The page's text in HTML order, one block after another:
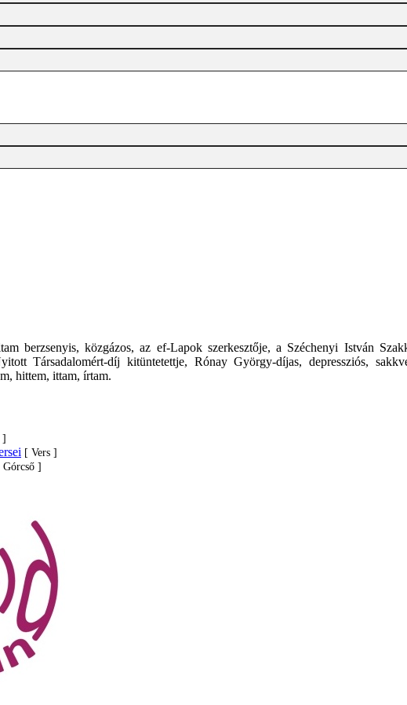
berzsenyis, közgázos, az ef-Lapok szerkesztője, a Széchenyi István
Társadalomért-díj kitüntetettje, Rónay György-díjas, depressziós,
hittem, ittam, írtam.
]
[ Vers ]
Górcső ]